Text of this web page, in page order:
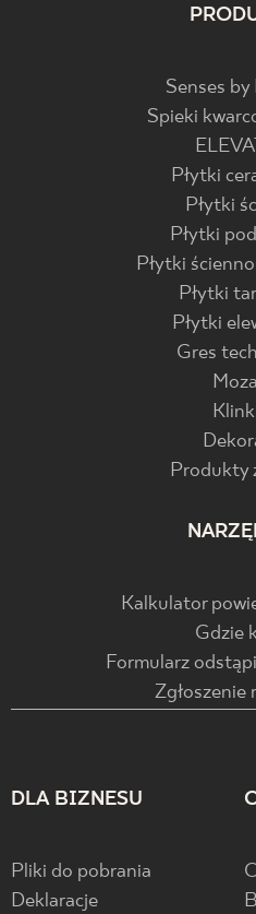
Senses
Spieki
Płytki
Płytki
Płytki
Płytki
Płytki
Płytki
Gres
Produkty
Kalkulator
Gdzie
Formularz
Zgłoszenie
DLA BIZNESU
Pliki do pobrania
Deklaracje